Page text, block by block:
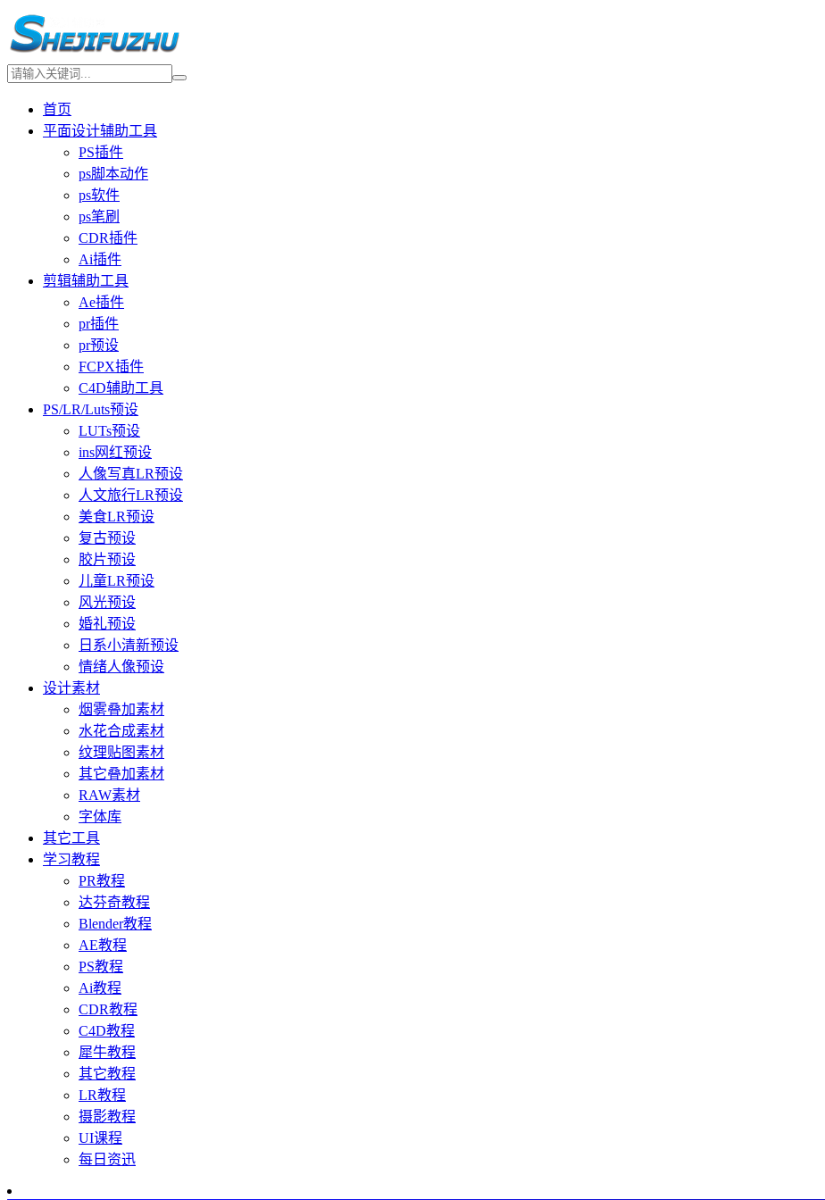
首页
平面设计辅助工具
PS插件
ps脚本动作
ps软件
ps笔刷
CDR插件
Ai插件
剪辑辅助工具
Ae插件
pr插件
pr预设
FCPX插件
C4D辅助工具
PS/LR/Luts预设
LUTs预设
ins网红预设
人像写真LR预设
人文旅行LR预设
美食LR预设
复古预设
胶片预设
儿童LR预设
风光预设
婚礼预设
日系小清新预设
情绪人像预设
设计素材
烟雾叠加素材
水花合成素材
纹理贴图素材
其它叠加素材
RAW素材
字体库
其它工具
学习教程
PR教程
达芬奇教程
Blender教程
AE教程
PS教程
Ai教程
CDR教程
C4D教程
犀牛教程
其它教程
LR教程
摄影教程
UI课程
每日资迅